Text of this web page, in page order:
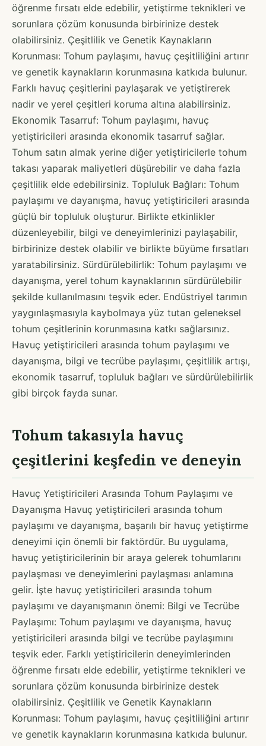
öğrenme fırsatı elde edebilir, yetiştirme teknikleri ve
sorunlara çözüm konusunda birbirinize destek
olabilirsiniz. Çeşitlilik ve Genetik Kaynakların
Korunması: Tohum paylaşımı, havuç çeşitliliğini artırır
ve genetik kaynakların korunmasına katkıda bulunur.
Farklı havuç çeşitlerini paylaşarak ve yetiştirerek
nadir ve yerel çeşitleri koruma altına alabilirsiniz.
Ekonomik Tasarruf: Tohum paylaşımı, havuç
yetiştiricileri arasında ekonomik tasarruf sağlar.
Tohum satın almak yerine diğer yetiştiricilerle tohum
takası yaparak maliyetleri düşürebilir ve daha fazla
çeşitlilik elde edebilirsiniz. Topluluk Bağları: Tohum
paylaşımı ve dayanışma, havuç yetiştiricileri arasında
güçlü bir topluluk oluşturur. Birlikte etkinlikler
düzenleyebilir, bilgi ve deneyimlerinizi paylaşabilir,
birbirinize destek olabilir ve birlikte büyüme fırsatları
yaratabilirsiniz. Sürdürülebilirlik: Tohum paylaşımı ve
dayanışma, yerel tohum kaynaklarının sürdürülebilir
şekilde kullanılmasını teşvik eder. Endüstriyel tarımın
yaygınlaşmasıyla kaybolmaya yüz tutan geleneksel
tohum çeşitlerinin korunmasına katkı sağlarsınız.
Havuç yetiştiricileri arasında tohum paylaşımı ve
dayanışma, bilgi ve tecrübe paylaşımı, çeşitlilik artışı,
ekonomik tasarruf, topluluk bağları ve sürdürülebilirlik
gibi birçok fayda sunar.
Tohum takasıyla havuç
çeşitlerini keşfedin ve deneyin
Havuç Yetiştiricileri Arasında Tohum Paylaşımı ve
Dayanışma Havuç yetiştiricileri arasında tohum
paylaşımı ve dayanışma, başarılı bir havuç yetiştirme
deneyimi için önemli bir faktördür. Bu uygulama,
havuç yetiştiricilerinin bir araya gelerek tohumlarını
paylaşması ve deneyimlerini paylaşması anlamına
gelir. İşte havuç yetiştiricileri arasında tohum
paylaşımı ve dayanışmanın önemi: Bilgi ve Tecrübe
Paylaşımı: Tohum paylaşımı ve dayanışma, havuç
yetiştiricileri arasında bilgi ve tecrübe paylaşımını
teşvik eder. Farklı yetiştiricilerin deneyimlerinden
öğrenme fırsatı elde edebilir, yetiştirme teknikleri ve
sorunlara çözüm konusunda birbirinize destek
olabilirsiniz. Çeşitlilik ve Genetik Kaynakların
Korunması: Tohum paylaşımı, havuç çeşitliliğini artırır
ve genetik kaynakların korunmasına katkıda bulunur.